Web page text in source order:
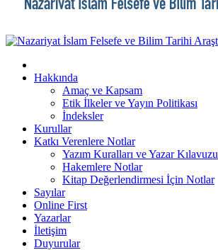
Hakkında
Amaç ve Kapsam
Etik İlkeler ve Yayın Politikası
İndeksler
Kurullar
Katkı Verenlere Notlar
Yazım Kuralları ve Yazar Kılavuzu
Hakemlere Notlar
Kitap Değerlendirmesi İçin Notlar
Sayılar
Online First
Yazarlar
İletişim
Duyurular